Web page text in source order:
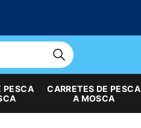
PESCA
CARRETES DE PESCA
A MOSCA